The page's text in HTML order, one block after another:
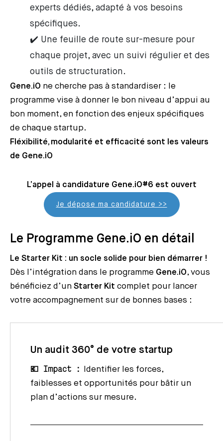
experts dédiés, adapté à vos besoins
spécifiques.
✔️ Une feuille de route sur-mesure pour
chaque projet, avec un suivi régulier et des
outils de structuration.
Gene.iO ne cherche pas à standardiser : le
programme vise à donner le bon niveau d’appui au
bon moment, en fonction des enjeux spécifiques
de chaque startup.
Fléxibilité, modularité et efficacité sont les valeurs
de Gene.iO
L’appel à candidature Gene.iO#6 est ouvert
Je dépose ma candidature >>
Le Programme Gene.iO en détail
Le Starter Kit : un socle solide pour bien démarrer !
Dès l’intégration dans le programme Gene.iO, vous
bénéficiez d’un Starter Kit complet pour lancer
votre accompagnement sur de bonnes bases :
Un audit 360° de votre startup
💶 Impact :
Identifier les forces,
faiblesses et opportunités pour bâtir un
plan d’actions sur mesure.